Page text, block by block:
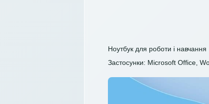
Ноутбук для роботи і навчання
Застосунки: Microsoft Office,